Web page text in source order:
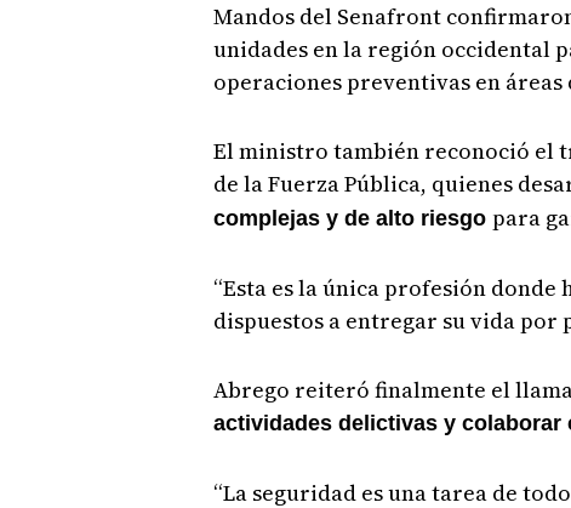
Mandos del Senafront
unidades en la región occidental
operaciones preventivas en
El ministro también reconoció el
de la Fuerza Pública, quienes
complejas y de alto riesgo para
“Esta es la única profesión donde
dispuestos a entregar su vida por
Abrego reiteró finalmente el
actividades delictivas y colaborar
“La seguridad es una tarea de